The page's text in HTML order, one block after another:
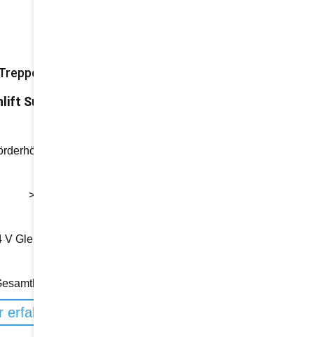
Superglide
unbegrenzt
> 12 m/s
V Gleichstrom (Akku)
605 mm
erfahren